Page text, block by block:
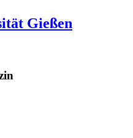
Gießen